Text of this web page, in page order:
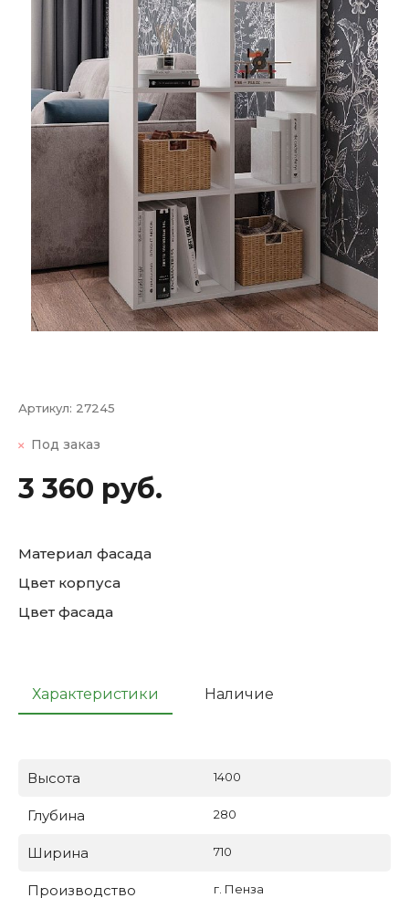
Артикул: 27245
Под заказ
3 360 руб.
Материал фасада
Цвет корпуса
Цвет фасада
Характеристики Наличие
Высота 1400
Глубина 280
Ширина 710
Производство г. Пенза